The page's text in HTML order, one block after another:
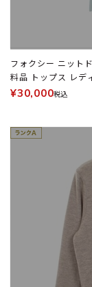
フォクシー ニット
料品 トップス レデ
¥30,000税込